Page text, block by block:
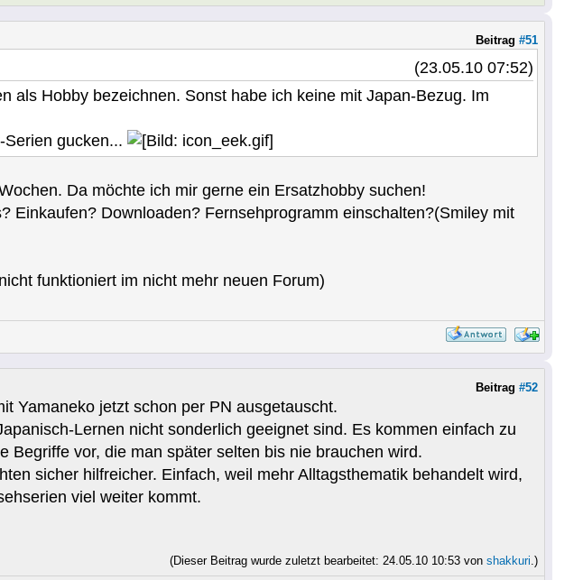
Beitrag #51
(23.05.10 07:52)
als Hobby bezeichnen. Sonst habe ich keine mit Japan-Bezug. Im
gucken...
Da möchte ich mir gerne ein Ersatzhobby suchen!
Einkaufen? Downloaden? Fernsehprogramm einschalten?(Smiley mit
funktioniert im nicht mehr neuen Forum)
Beitrag #52
Yamaneko jetzt schon per PN ausgetauscht.
Lernen nicht sonderlich geeignet sind. Es kommen einfach zu
vor, die man später selten bis nie brauchen wird.
sicher hilfreicher. Einfach, weil mehr Alltagsthematik behandelt wird,
viel weiter kommt.
(Dieser Beitrag wurde zuletzt bearbeitet: 24.05.10 10:53 von shakkuri.)